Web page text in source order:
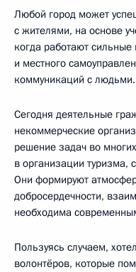
Любой город может
с жителями, на основе
когда работают
и местного
коммуникаций с людьми.
Сегодня деятельные
некоммерческие
решение задач во
в организации туризма,
Они формируют
добросердечности,
необходима
Пользуясь случаем,
волонтёров, которые